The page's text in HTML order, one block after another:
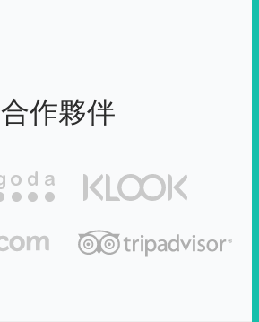
合作夥伴